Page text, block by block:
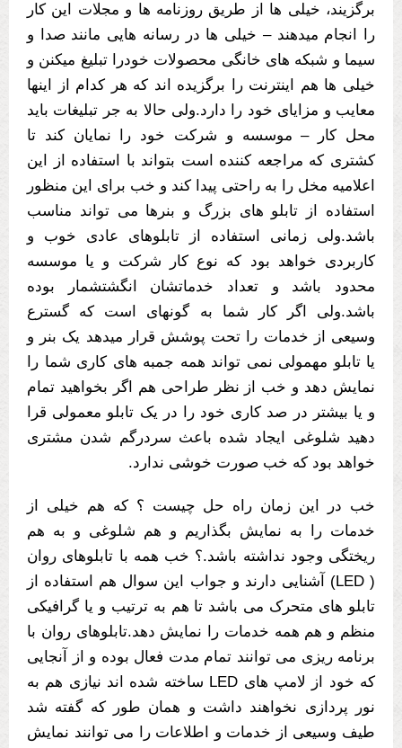
برگزیند، خیلی ها از طریق روزنامه ها و مجلات این کار
را انجام میدهند – خیلی ها در رسانه هایی مانند صدا و
سیما و شبکه های خانگی محصولات خودرا تبلیغ میکنن و
خیلی ها هم اینترنت را برگزیده اند که هر کدام از اینها
معایب و مزایای خود را دارد.ولی حالا به جر تبلیغات باید
محل کار – موسسه و شرکت خود را نمایان کند تا
کشتری که مراجعه کننده است بتواند با استفاده از این
اعلامیه مخل را به راحتی پیدا کند و خب برای این منظور
استفاده از تابلو های بزرگ و بنرها می تواند مناسب
باشد.ولی زمانی استفاده از تابلوهای عادی خوب و
کاربردی خواهد بود که نوع کار شرکت و یا موسسه
محدود باشد و تعداد خدماتشان انگشتشمار بوده
باشد.ولی اگر کار شما به گونهای است که گسترع
وسیعی از خدمات را تحت پوشش قرار میدهد یک بنر و
یا تابلو مهمولی نمی تواند همه جمبه های کاری شما را
نمایش دهد و خب از نظر طراحی هم اگر بخواهید تمام
و یا بیشتر در صد کاری خود را در یک تابلو معمولی قرا
دهید شلوغی ایجاد شده باعث سردرگم شدن مشتری
خواهد بود که خب صورت خوشی ندارد.
خب در این زمان راه حل چیست ؟ که هم خیلی از
خدمات را به نمایش بگذاریم و هم شلوغی و به هم
ریختگی وجود نداشته باشد.؟ خب همه با تابلوهای روان
( LED) آشنایی دارند و جواب این سوال هم استفاده از
تابلو های متحرک می باشد تا هم به ترتیب و یا گرافیکی
منظم و هم همه خدمات را نمایش دهد.تابلوهای روان با
برنامه ریزی می توانند تمام مدت فعال بوده و از آنجایی
که خود از لامپ های LED ساخته شده اند نیازی هم به
نور پردازی نخواهند داشت و همان طور که گفته شد
طیف وسیعی از خدمات و اطلاعات را می توانند نمایش